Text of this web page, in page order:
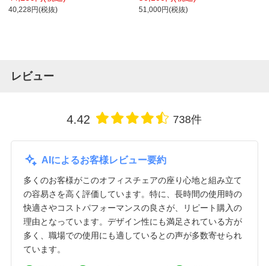
プラス(PLUS)
40,228円(税抜)
クッション モールドウレタン ホワイト
フレーム ホワイト脚 No.3540F-W
51,000円(税抜)
レビュー
4.42 738件
AIによるお客様レビュー要約
多くのお客様がこのオフィスチェアの座り心地と組み立て
の容易さを高く評価しています。特に、長時間の使用時の
快適さやコストパフォーマンスの良さが、リピート購入の
理由となっています。デザイン性にも満足されている方が
多く、職場での使用にも適しているとの声が多数寄せられ
ています。